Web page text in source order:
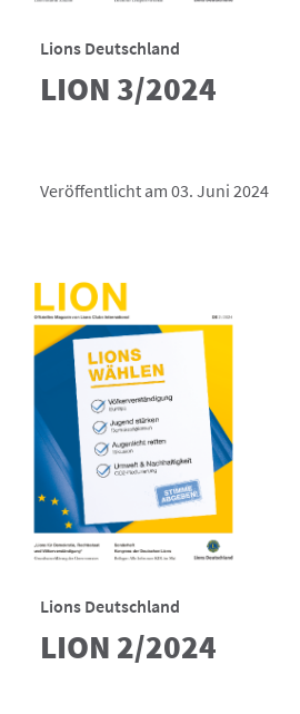
Lions Deutschland
LION 3/2024
Veröffentlicht am 03. Juni 2024
Lions Deutschland
LION 2/2024